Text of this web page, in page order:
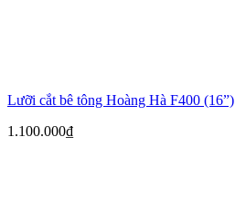
Lưỡi cắt bê tông Hoàng Hà F400 (16”)
1.100.000₫